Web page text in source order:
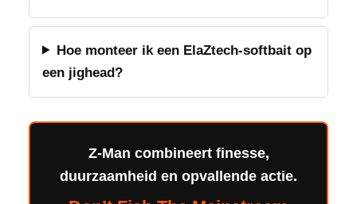
Hoe monteer ik een ElaZtech-softbait op
een jighead?
Z-Man combineert finesse,
duurzaamheid en opvallende actie.